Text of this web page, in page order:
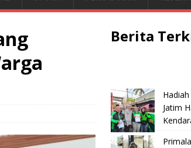
Berita
Jatim